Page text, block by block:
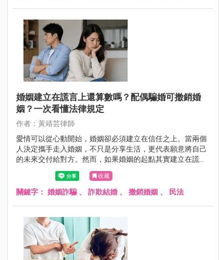
婚姻建立在謊言上還算數嗎？配偶騙婚可撤銷婚
姻？一次看懂法律規定
作者：黃靖芸律師
愛情可以從心動開始，婚姻卻必須建立在信任之上。當兩個
人決定攜手走入婚姻，不只是分享生活，更代表願意將自己
的未來交付給對方。然而，如果婚姻的起點其實建立在謊言
之上，甚至是刻意隱瞞、偽造身分或重要資訊所換來的承
諾，這段關係是否還有繼續維持的基礎？
收藏
關鍵字： 婚姻詐騙 、 詐欺結婚 、 撤銷婚姻 、 民法